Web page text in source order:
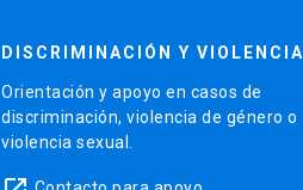
DISCRIMINACIÓN Y VIOLENCIA
Orientación y apoyo en casos de
discriminación, violencia de género o
violencia sexual.